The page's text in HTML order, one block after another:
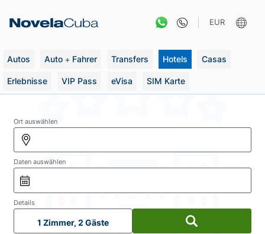
Inhalt
EUR
Autos Auto + Fahrer Transfers Hotels Casas
Erlebnisse VIP Pass eVisa SIM Karte
Ort auswählen
Daten auswählen
Details
1 Zimmer, 2 Gäste